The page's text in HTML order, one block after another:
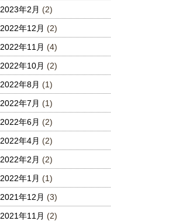
2023年2月 (2)
2022年12月 (2)
2022年11月 (4)
2022年10月 (2)
2022年8月 (1)
2022年7月 (1)
2022年6月 (2)
2022年4月 (2)
2022年2月 (2)
2022年1月 (1)
2021年12月 (3)
2021年11月 (2)